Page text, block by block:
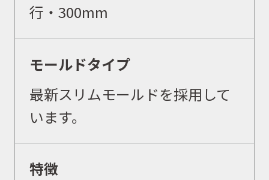
行・ 300mm
モールドタイプ
最新スリムモールドを採用して
います。
特徴